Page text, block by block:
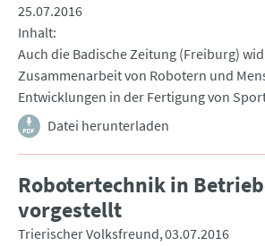
25.07.2016
Inhalt
Auch die Badische Zeitung (Freiburg)
Zusammenarbeit von Robotern und
Entwicklungen in der Fertigung von
Datei herunterladen
Robotertechnik in
vorgestellt
Trierischer Volksfreund 03.07.2016